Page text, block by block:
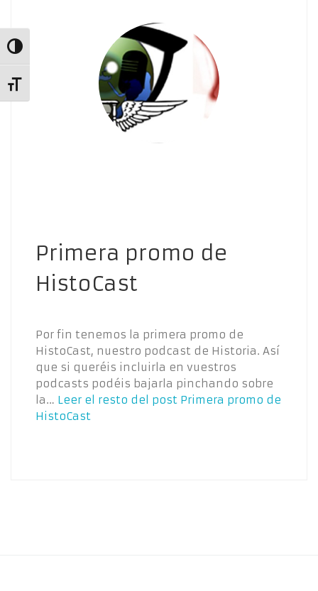
Alternar alto contraste
Alternar tamaño de letra
Primera promo de
HistoCast
Por fin tenemos la primera promo de
HistoCast, nuestro podcast de Historia. Así
que si queréis incluirla en vuestros
podcasts podéis bajarla pinchando sobre
la… Leer el resto del post Primera promo de
HistoCast